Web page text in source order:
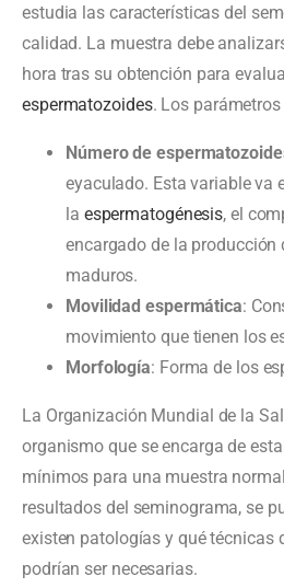
estudia las características del
calidad. La muestra debe
hora tras su obtención para
espermatozoides. Los
Número de
eyaculado. Esta variable va
la espermatogénesis, el
encargado de la producción
maduros.
Movilidad espermática:
movimiento que tienen los
Morfología: Forma de los
La Organización Mundial de la
organismo que se encarga de
mínimos para una muestra
resultados del seminograma, se
existen patologías y qué técnicas
podrían ser necesarias.